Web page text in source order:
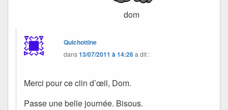
dom
Quichottine
dans13/07/2011 à 14:26a dit :
Merci pour ce clin d’œil, Dom.
Passe une belle journée. Bisous.